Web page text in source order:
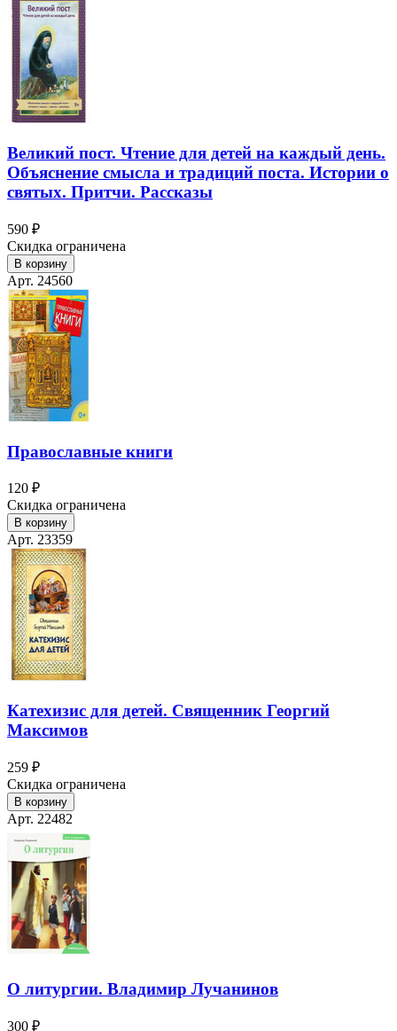
Великий пост. Чтение для детей на каждый день.
Объяснение смысла и традиций поста. Истории о
святых. Притчи. Рассказы
590 ₽
Скидка ограничена
В корзину
Арт. 24560
Православные книги
120 ₽
Скидка ограничена
В корзину
Арт. 23359
Катехизис для детей. Священник Георгий
Максимов
259 ₽
Скидка ограничена
В корзину
Арт. 22482
О литургии. Владимир Лучанинов
300 ₽